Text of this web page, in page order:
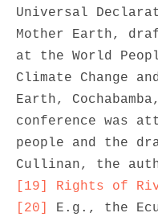
Universal
Mother Earth,
at the World
Climate Change
Earth,
conference was
people and the
Cullinan, the
[19]
Rights of
[20]